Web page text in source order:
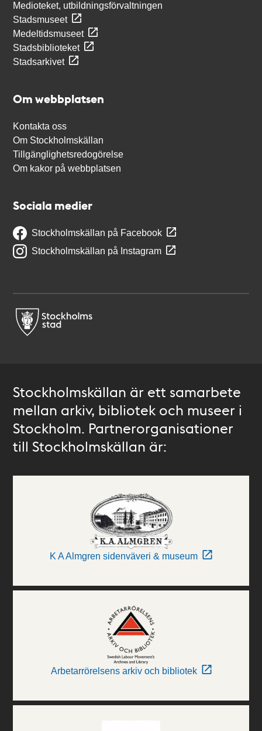
Medioteket, utbildningsförvaltningen
Stadsmuseet
Medeltidsmuseet
Stadsbiblioteket
Stadsarkivet
Om webbplatsen
Kontakta oss
Om Stockholmskällan
Tillgänglighetsredogörelse
Om kakor på webbplatsen
Sociala medier
Stockholmskällan på Facebook
Stockholmskällan på Instagram
Stockholmskällan är ett samarbete
mellan arkiv, bibliotek och museer i
Stockholm. Partnerorganisationer
till Stockholmskällan är:
K A Almgren sidenväveri & museum
Arbetarrörelsens arkiv och bibliotek